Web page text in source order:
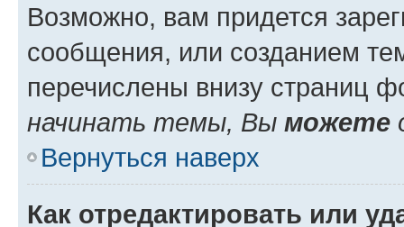
Возможно, вам придется
сообщения, или созданием
перечислены внизу страниц
начинать темы, Вы можете
Вернуться наверх
Как отредактировать или